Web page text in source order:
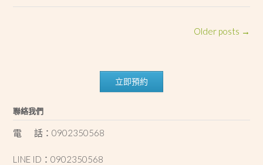
Older posts →
立即預約
聯絡我們
電 話：0902350568
LINE ID：0902350568